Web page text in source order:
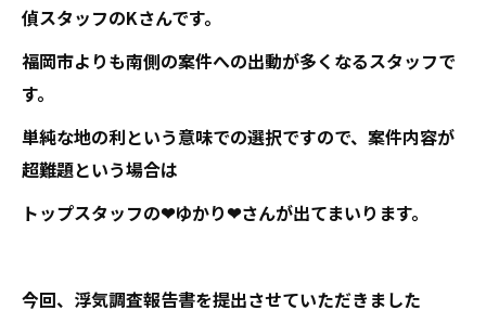
偵スタッフのKさんです。
福岡市よりも南側の案件への出動が多くなるスタッフで
す。
単純な地の利という意味での選択ですので、案件内容が
超難題という場合は
トップスタッフの❤ゆかり❤さんが出てまいります。
今回、浮気調査報告書を提出させていただきました